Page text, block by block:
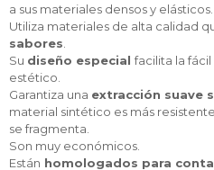
a sus materiales densos y elásticos.
Utiliza materiales de alta calidad
sabores
Su diseño especialfacilita la
estético.
Garantiza una extracción suave
material sintético es más
se fragmenta.
Son muy económicos.
Están homologados para